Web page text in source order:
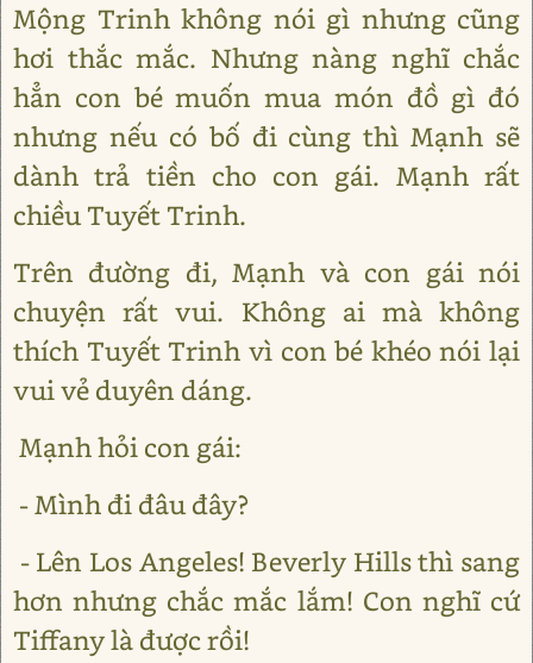
Mộng Trinh không nói gì nhưng cũng
hơi thắc mắc. Nhưng nàng nghĩ chắc
hẳn con bé muốn mua món đồ gì đó
nhưng nếu có bố đi cùng thì Mạnh sẽ
dành trả tiền cho con gái. Mạnh rất
chiều Tuyết Trinh.
Trên đường đi, Mạnh và con gái nói
chuyện rất vui. Không ai mà không
thích Tuyết Trinh vì con bé khéo nói lại
vui vẻ duyên dáng.
Mạnh hỏi con gái:
- Mình đi đâu đây?
- Lên Los Angeles! Beverly Hills thì sang
hơn nhưng chắc mắc lắm! Con nghĩ cứ
Tiffany là được rồi!